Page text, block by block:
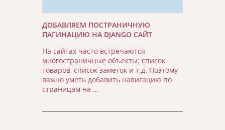
ДОБАВЛЯЕМ ПОСТРАНИЧНУЮ
ПАГИНАЦИЮ НА DJANGO САЙТ
На сайтах часто встречаются
многостраничные объекты: список
товаров, список заметок и т.д. Поэтому
важно уметь добавить навигацию по
страницам на …